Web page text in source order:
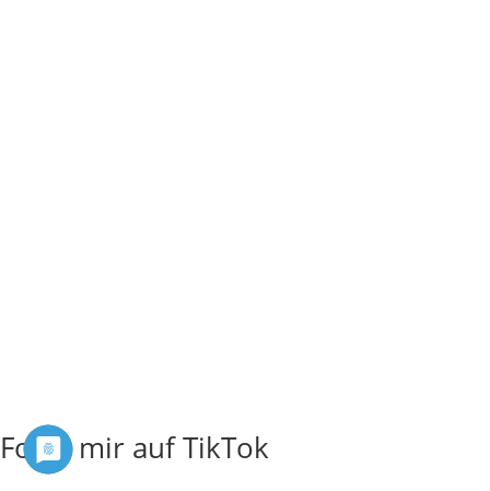
Folge mir auf TikTok